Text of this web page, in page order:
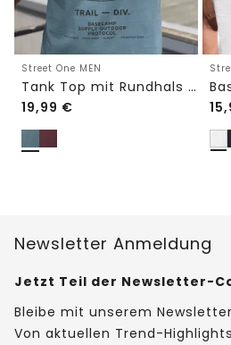
Street One MEN
Tank Top mit Rundhals und Fotoprint
19,99 €
Newsletter Anmeldung
Jetzt Teil der Newsletter-
Bleibe mit unserem
Von aktuellen Trend-